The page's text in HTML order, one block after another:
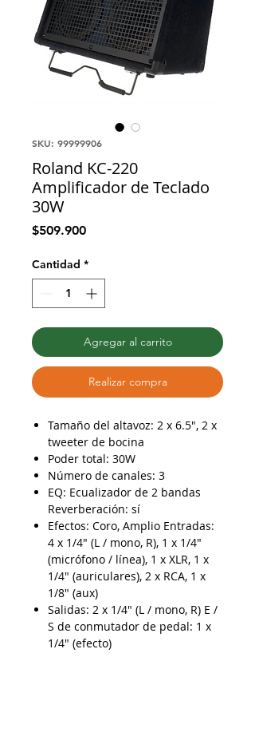
SKU: 99999906
Roland KC-220
Amplificador de Teclado
30W
$509.900Precio
Cantidad *
Agregar al carrito
Realizar compra
Tamaño del altavoz: 2 x 6.5", 2 x
tweeter de bocina
Poder total: 30W
Número de canales: 3
EQ: Ecualizador de 2 bandas
Reverberación: sí
Efectos: Coro, Amplio Entradas:
4 x 1/4" (L / mono, R), 1 x 1/4"
(micrófono / línea), 1 x XLR, 1 x
1/4" (auriculares), 2 x RCA, 1 x
1/8" (aux)
Salidas: 2 x 1/4" (L / mono, R) E /
S de conmutador de pedal: 1 x
1/4" (efecto)